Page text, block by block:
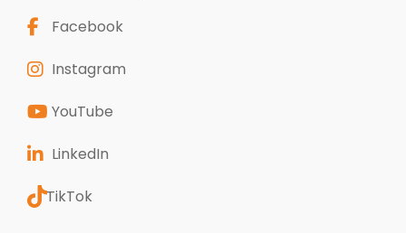
Facebook
Instagram
YouTube
LinkedIn
TikTok